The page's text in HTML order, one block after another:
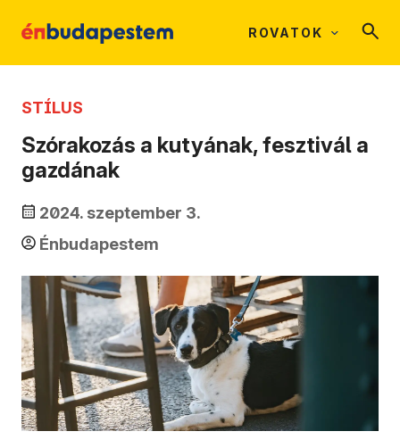
ROVATOK
STÍLUS
Szórakozás a kutyának, fesztivál a
gazdának
2024. szeptember 3.
Énbudapestem